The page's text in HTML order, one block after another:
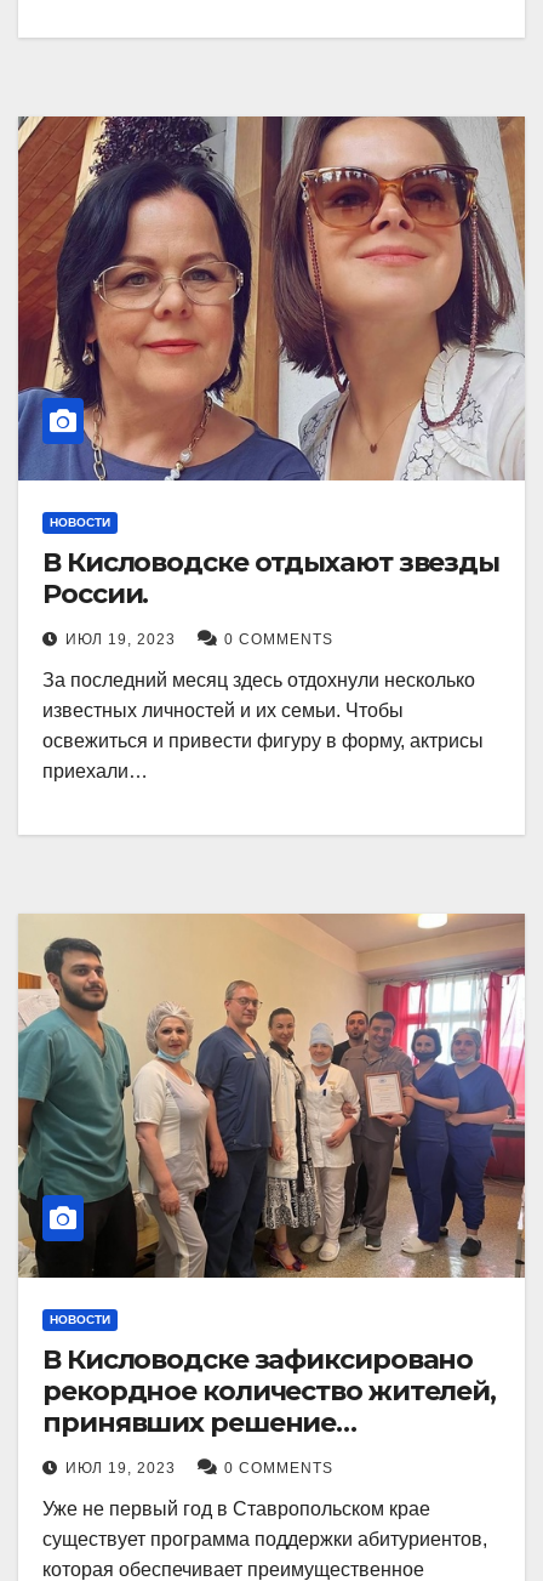
НОВОСТИ
В Кисловодске отдыхают звезды
России.
ИЮЛ 19, 2023 0 COMMENTS
За последний месяц здесь отдохнули несколько
известных личностей и их семьи. Чтобы
освежиться и привести фигуру в форму, актрисы
приехали…
НОВОСТИ
В Кисловодске зафиксировано
рекордное количество жителей,
принявших решение
воспользоваться
установленными мерами, с
целью поступления в
медицинский вуз в районе.
ИЮЛ 19, 2023 0 COMMENTS
Уже не первый год в Ставропольском крае
существует программа поддержки абитуриентов,
которая обеспечивает преимущественное